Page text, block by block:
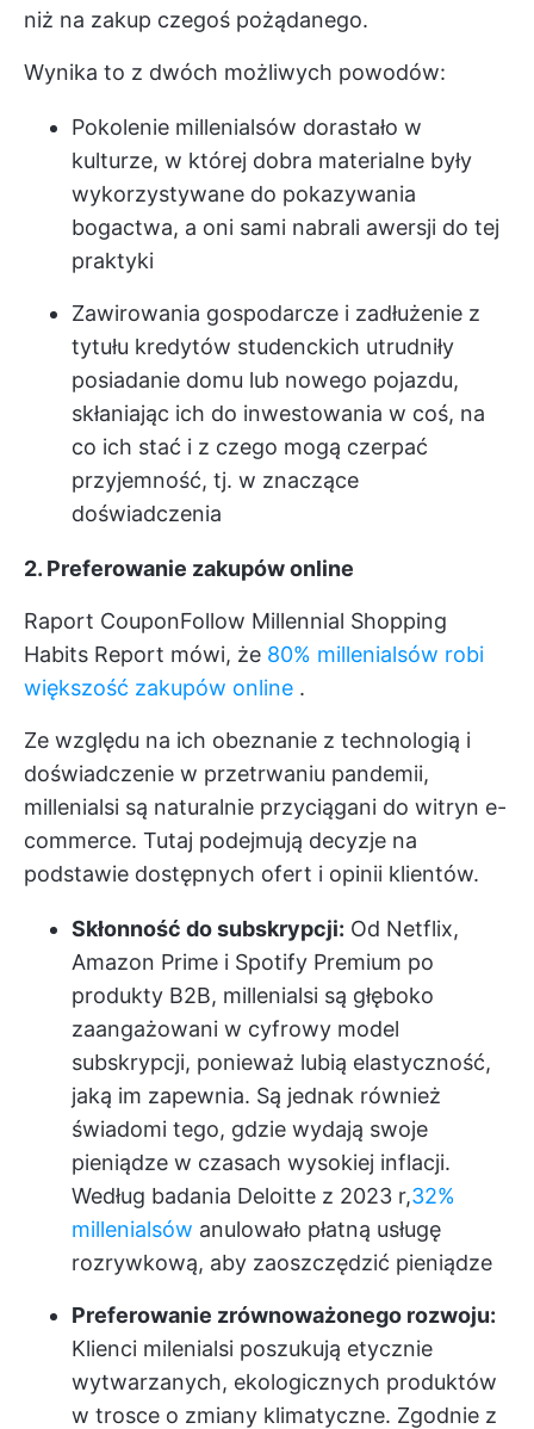
niż na zakup czegoś pożądanego.
Wynika to z dwóch możliwych powodów:
Pokolenie millenialsów dorastało w
kulturze, w której dobra materialne były
wykorzystywane do pokazywania
bogactwa, a oni sami nabrali awersji do tej
praktyki
Zawirowania gospodarcze i zadłużenie z
tytułu kredytów studenckich utrudniły
posiadanie domu lub nowego pojazdu,
skłaniając ich do inwestowania w coś, na
co ich stać i z czego mogą czerpać
przyjemność, tj. w znaczące
doświadczenia
2. Preferowanie zakupów online
Raport CouponFollow Millennial Shopping
Habits Report mówi, że 80% millenialsów robi
większość zakupów online .
Ze względu na ich obeznanie z technologią i
doświadczenie w przetrwaniu pandemii,
millenialsi są naturalnie przyciągani do witryn e-
commerce. Tutaj podejmują decyzje na
podstawie dostępnych ofert i opinii klientów.
Skłonność do subskrypcji: Od Netflix,
Amazon Prime i Spotify Premium po
produkty B2B, millenialsi są głęboko
zaangażowani w cyfrowy model
subskrypcji, ponieważ lubią elastyczność,
jaką im zapewnia. Są jednak również
świadomi tego, gdzie wydają swoje
pieniądze w czasach wysokiej inflacji.
Według badania Deloitte z 2023 r,32%
millenialsów anulowało płatną usługę
rozrywkową, aby zaoszczędzić pieniądze
Preferowanie zrównoważonego rozwoju:
Klienci milenialsi poszukują etycznie
wytwarzanych, ekologicznych produktów
w trosce o zmiany klimatyczne. Zgodnie z